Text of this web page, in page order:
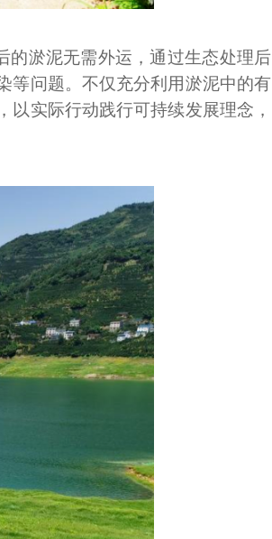
的淤泥无需外运，通过生态处理后
等问题。不仅充分利用淤泥中的有
实际行动践行可持续发展理念，